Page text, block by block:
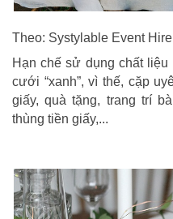
Theo: Systylable Event Hire
Hạn chế sử dụng chất
cưới “xanh”, vì thế, cặp
giấy, quà tặng, trang trí
thùng tiền giấy,...